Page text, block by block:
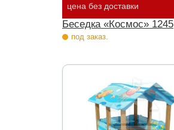
цена без доставки
Беседка «Космос» 1245
под заказ.